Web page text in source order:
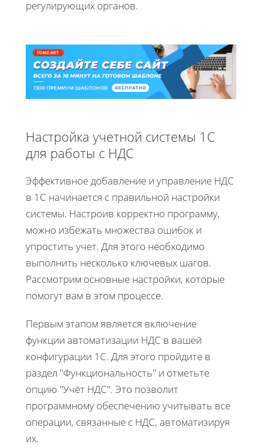
регулирующих органов.
Настройка учетной системы 1С
для работы с НДС
Эффективное добавление и управление НДС
в 1С начинается с правильной настройки
системы. Настроив корректно программу,
можно избежать множества ошибок и
упростить учет. Для этого необходимо
выполнить несколько ключевых шагов.
Рассмотрим основные настройки, которые
помогут вам в этом процессе.
Первым этапом является включение
функции автоматизации НДС в вашей
конфигурации 1С. Для этого пройдите в
раздел "Функциональность" и отметьте
опцию "Учёт НДС". Это позволит
программному обеспечению учитывать все
операции, связанные с НДС, автоматизируя
их.